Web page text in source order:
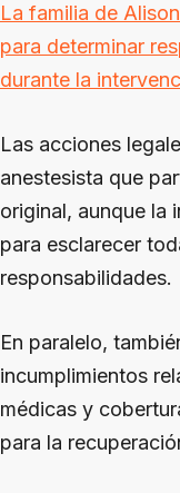
La familia de
para determinar
durante la
Las acciones
anestesista que
original, aunque la
para esclarecer
responsabilidades.
En paralelo,
incumplimientos
médicas y
para la